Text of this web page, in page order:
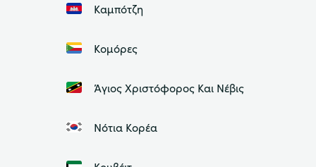
Καμπότζη
Κομόρες
Άγιος Χριστόφορος Και Νέβις
Νότια Κορέα